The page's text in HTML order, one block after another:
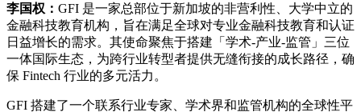
李国权： GFI 是一家总部位于新加坡的非营利性、大学中立的
金融科技教育机构，旨在满足全球对专业金融科技教育和认证
日益增长的需求。其使命聚焦于搭建「学术-产业-监管」三位
一体国际生态，为跨行业转型者提供无缝衔接的成长路径，确
保 Fintech 行业的多元活力。
GFI 搭建了一个联系行业专家、学术界和监管机构的全球性平